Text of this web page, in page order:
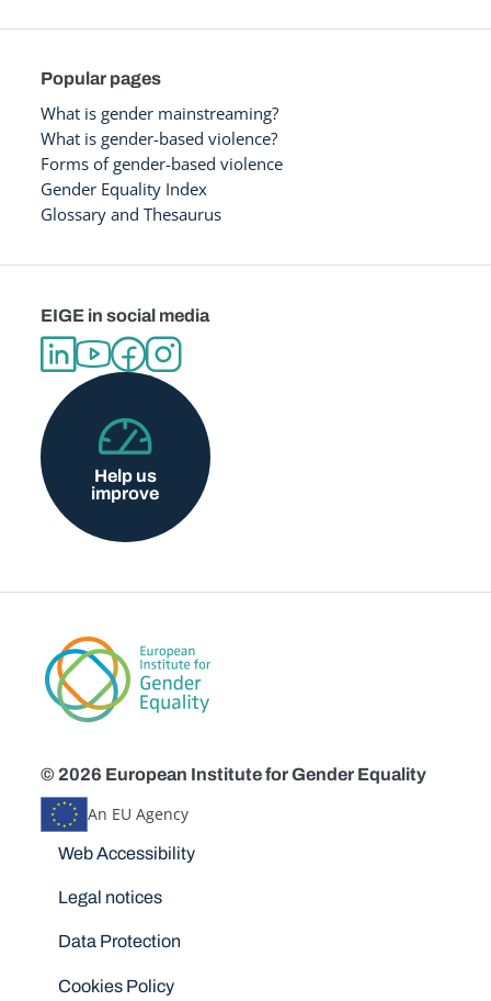
Popular pages
What is gender mainstreaming?
What is gender-based violence?
Forms of gender-based violence
Gender Equality Index
Glossary and Thesaurus
EIGE in social media
Help us
improve
© 2026 European Institute for Gender Equality
An EU Agency
Disclaimers
Web Accessibility
Legal notices
Data Protection
Cookies Policy